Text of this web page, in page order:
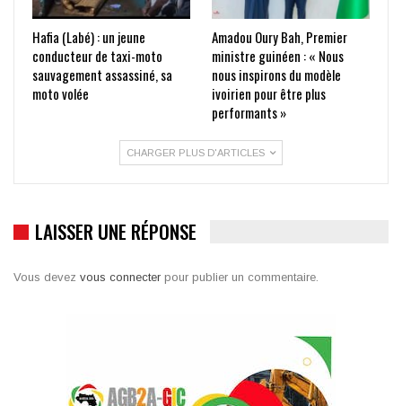
Hafia (Labé) : un jeune
conducteur de taxi-moto
sauvagement assassiné, sa
moto volée
Amadou Oury Bah, Premier
ministre guinéen : « Nous
nous inspirons du modèle
ivoirien pour être plus
performants »
CHARGER PLUS D'ARTICLES
LAISSER UNE RÉPONSE
Vous devez vous connecter pour publier un commentaire.